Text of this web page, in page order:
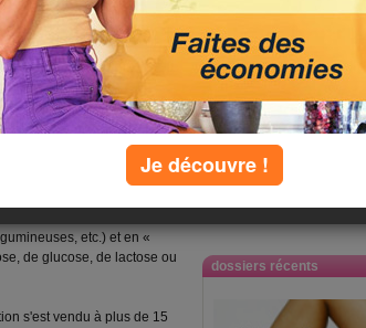
dossiers récents
défenseur d'une approche
régimes de la planète. En
glucides; d’autres l’ont
réside dans le contrôle
appelés hydrates de
des calories, mais aussi des
» quand ils sont
etc.) et en «
de glucose, de lactose ou
s'est vendu à plus de 15
Je découvre !